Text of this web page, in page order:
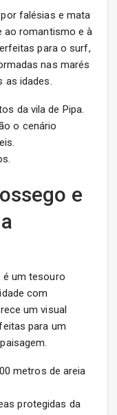
falésias e mata
ao romantismo e à
para o surf,
nas marés
as idades.
da vila de Pipa.
o cenário
e
é um tesouro
com
um visual
para um
metros de areia
protegidas da